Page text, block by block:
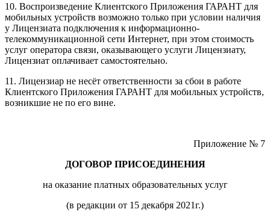
10. Воспроизведение Клиентского Приложения ГАРАНТ для
мобильных устройств возможно только при условии наличия
у Лицензиата подключения к информационно-
телекоммуникационной сети Интернет, при этом стоимость
услуг оператора связи, оказывающего услуги Лицензиату,
Лицензиат оплачивает самостоятельно.
11. Лицензиар не несёт ответственности за сбои в работе
Клиентского Приложения ГАРАНТ для мобильных устройств,
возникшие не по его вине.
Приложение № 7
ДОГОВОР ПРИСОЕДИНЕНИЯ
на оказание платных образовательных услуг
(в редакции от 15 декабря 2021г.)